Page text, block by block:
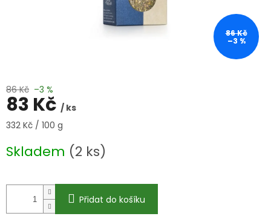
86 Kč
–3 %
86 Kč –3 %
83 Kč / ks
Měrná
332 Kč / 100 g
Skladem (2 ks)
Přidat do košíku